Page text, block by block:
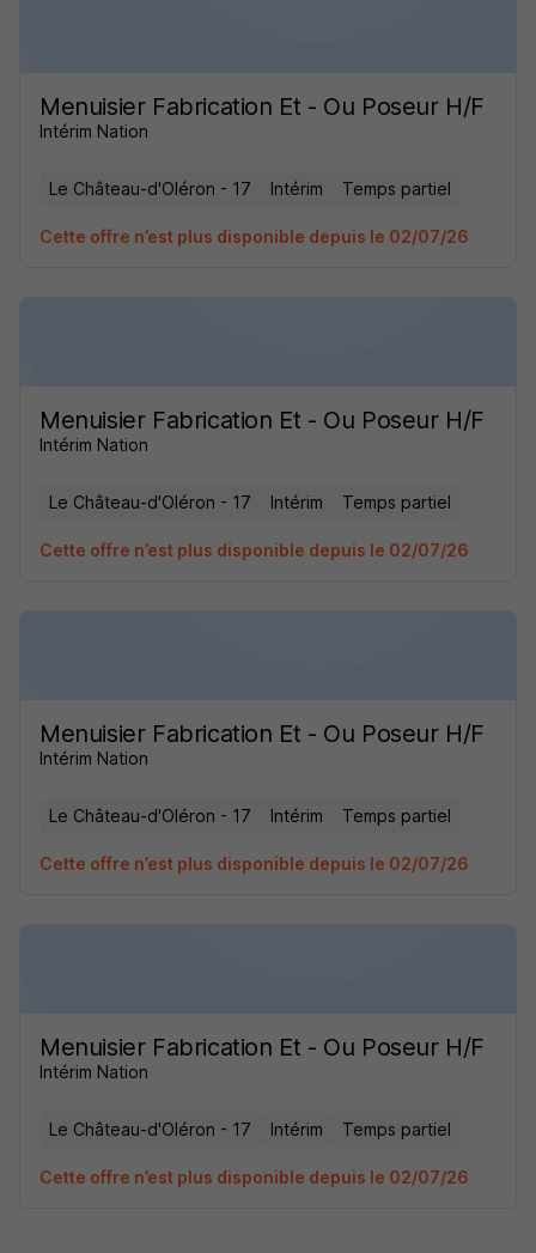
Menuisier Fabrication Et - Ou Poseur H/F
Intérim Nation
Le Château-d'Oléron - 17 Intérim Temps partiel
Cette offre n’est plus disponible depuis le 02/07/26
Menuisier Fabrication Et - Ou Poseur H/F
Intérim Nation
Le Château-d'Oléron - 17 Intérim Temps partiel
Cette offre n’est plus disponible depuis le 02/07/26
Menuisier Fabrication Et - Ou Poseur H/F
Intérim Nation
Le Château-d'Oléron - 17 Intérim Temps partiel
Cette offre n’est plus disponible depuis le 02/07/26
Menuisier Fabrication Et - Ou Poseur H/F
Intérim Nation
Le Château-d'Oléron - 17 Intérim Temps partiel
Cette offre n’est plus disponible depuis le 02/07/26